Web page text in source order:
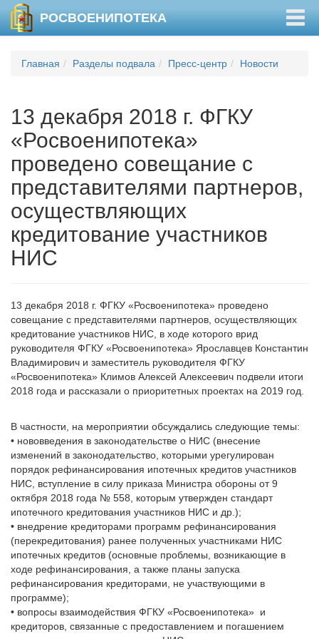
РОСВОЕНИПОТЕКА
Главная Разделы подвала Пресс-центр Новости
13 декабря 2018 г. ФГКУ
«Росвоенипотека»
проведено совещание с
представителями партнеров,
осуществляющих
кредитование участников
НИС
13 декабря 2018 г. ФГКУ «Росвоенипотека» проведено
совещание с представителями партнеров, осуществляющих
кредитование участников НИС, в ходе которого врид
руководителя ФГКУ «Росвоенипотека» Ярославцев Константин
Владимирович и заместитель руководителя ФГКУ
«Росвоенипотека» Климов Алексей Алексеевич подвели итоги
2018 года и рассказали о приоритетных проектах на 2019 год.
В частности, на мероприятии обсуждались следующие темы:
• нововведения в законодательстве о НИС (внесение
изменений в законодательство, которыми урегулирован
порядок рефинансирования ипотечных кредитов участников
НИС, вступление в силу приказа Министра обороны от 9
октября 2018 года № 558, которым утвержден стандарт
ипотечного кредитования участников НИС и др.);
• внедрение кредиторами программ рефинансирования
(перекредитования) ранее полученных участниками НИС
ипотечных кредитов (основные проблемы, возникающие в
ходе рефинансирования, а также планы запуска
рефинансирования кредиторами, не участвующими в
программе);
• вопросы взаимодействия ФГКУ «Росвоенипотека» и
кредиторов, связанные с предоставлением и погашением